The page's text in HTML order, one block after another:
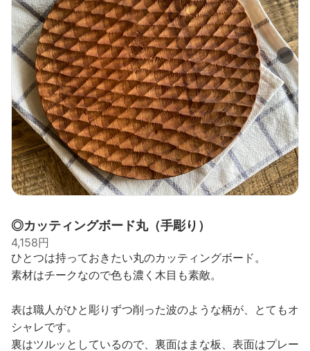
◎カッティングボード丸（手彫り）
4,158円
ひとつは持っておきたい丸のカッティングボード。
素材はチークなので色も濃く木目も素敵。
表は職人がひと彫りずつ削った波のような柄が、とてもオ
シャレです。
裏はツルッとしているので、裏面はまな板、表面はプレー